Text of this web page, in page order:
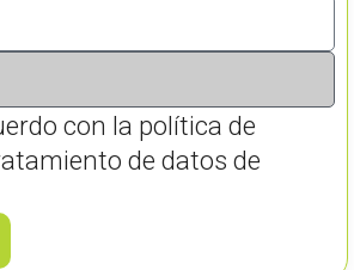
con la política de
de datos de